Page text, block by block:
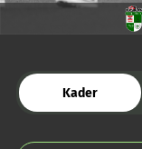
Kader